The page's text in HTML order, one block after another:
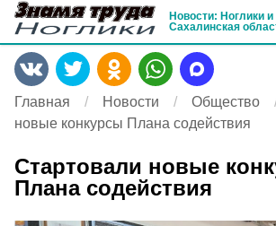
Новости: Ноглики и
Сахалинская
Главная Новости Общество
новые конкурсы Плана содействия
Стартовали новые
Плана содействия